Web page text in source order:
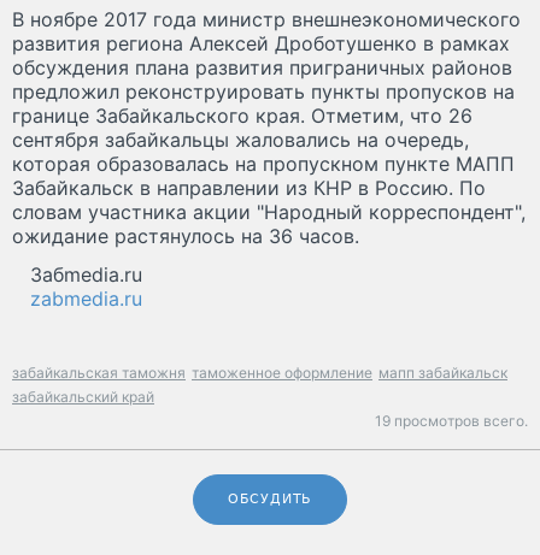
В ноябре 2017 года министр внешнеэкономического
развития региона Алексей Дроботушенко в рамках
обсуждения плана развития приграничных районов
предложил реконструировать пункты пропусков на
границе Забайкальского края. Отметим, что 26
сентября забайкальцы жаловались на очередь,
которая образовалась на пропускном пункте МАПП
Забайкальск в направлении из КНР в Россию. По
словам участника акции "Народный корреспондент",
ожидание растянулось на 36 часов.
Забmedia.ru
zabmedia.ru
забайкальская таможня таможенное оформление мапп забайкальск
забайкальский край
19 просмотров всего.
ОБСУДИТЬ